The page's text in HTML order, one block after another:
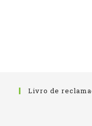
Livro de